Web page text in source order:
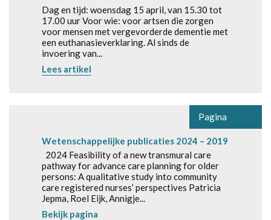
Dag en tijd: woensdag 15 april, van 15.30 tot
17.00 uur Voor wie: voor artsen die zorgen
voor mensen met vergevorderde dementie met
een euthanasieverklaring. Al sinds de
invoering van...
Lees artikel
Pagina
Wetenschappelijke publicaties 2024 – 2019
2024 Feasibility of a new transmural care
pathway for advance care planning for older
persons: A qualitative study into community
care registered nurses’ perspectives Patricia
Jepma, Roel Eijk, Annigje...
Bekijk pagina